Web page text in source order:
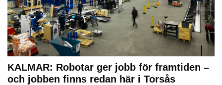
KALMAR: Robotar ger jobb för framtiden –
och jobben finns redan här i Torsås